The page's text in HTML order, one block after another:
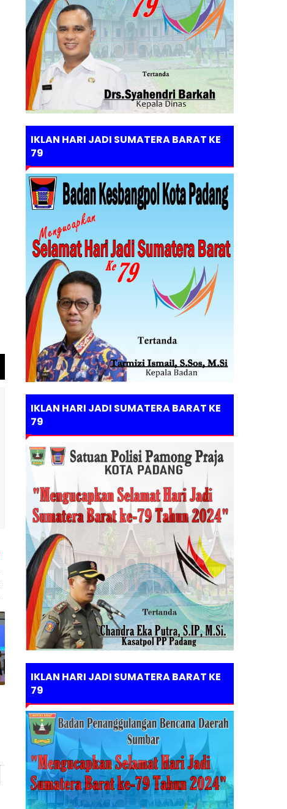
IKLAN HARI JADI SUMATERA BARAT KE
79
IKLAN HARI JADI SUMATERA BARAT KE
79
IKLAN HARI JADI SUMATERA BARAT KE
79